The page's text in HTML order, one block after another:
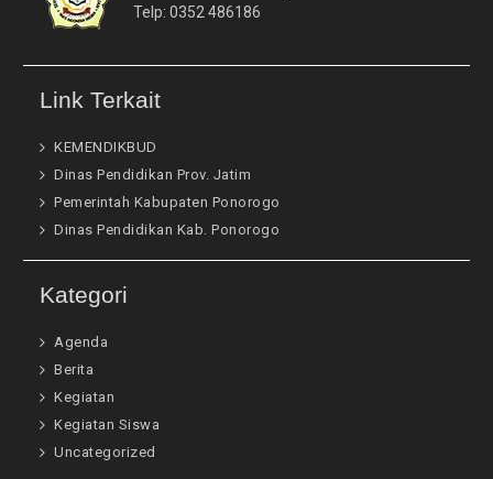
Telp: 0352 486186
Link Terkait
KEMENDIKBUD
Dinas Pendidikan Prov. Jatim
Pemerintah Kabupaten Ponorogo
Dinas Pendidikan Kab. Ponorogo
Kategori
Agenda
Berita
Kegiatan
Kegiatan Siswa
Uncategorized